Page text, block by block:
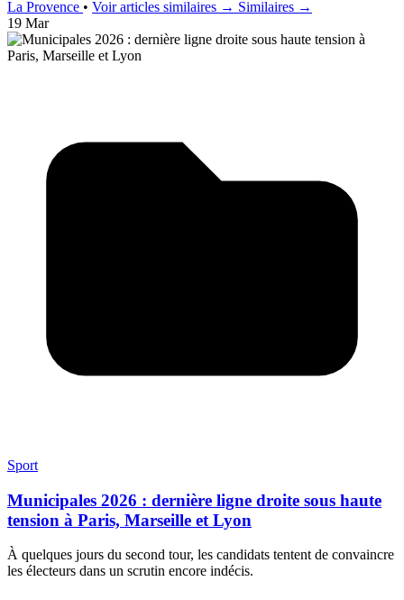
La Provence • Voir articles similaires → Similaires →
19 Mar
Sport
Municipales 2026 : dernière ligne droite sous haute
tension à Paris, Marseille et Lyon
À quelques jours du second tour, les candidats tentent de convaincre
les électeurs dans un scrutin encore indécis.